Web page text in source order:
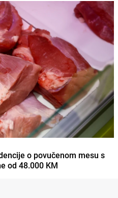
o povučenom mesu s
od 48.000 KM